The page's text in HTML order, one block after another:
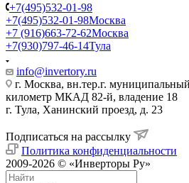
+7(495)532-01-98
+7(495)532-01-98Москва
+7 (916)663-72-62Москва
+7(930)797-46-14Тула
info@invertory.ru
г. Москва, вн.тер.г.
километр МКАД 82-й, владение 18
г. Тула, Ханинский проезд, д. 23
Подписаться на рассылку
Политика конфиденциальности
2009-2026 © «Инверторы Ру»